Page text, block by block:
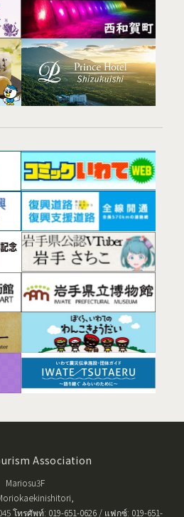
Association
Mariosu3F
โทรศัพท์: 019-651-0626 / แฟกซ์: 019-651-